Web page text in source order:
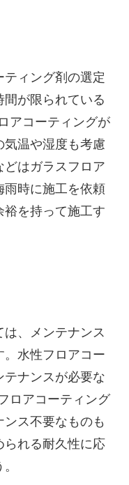
ィング剤の選定
が限られている
アコーティングが
温や湿度も考慮
はガラスフロア
時に施工を依頼
を持って施工す
、メンテナンス
水性フロアコー
ナンスが必要な
ロアコーティング
ス不要なものも
れる耐久性に応